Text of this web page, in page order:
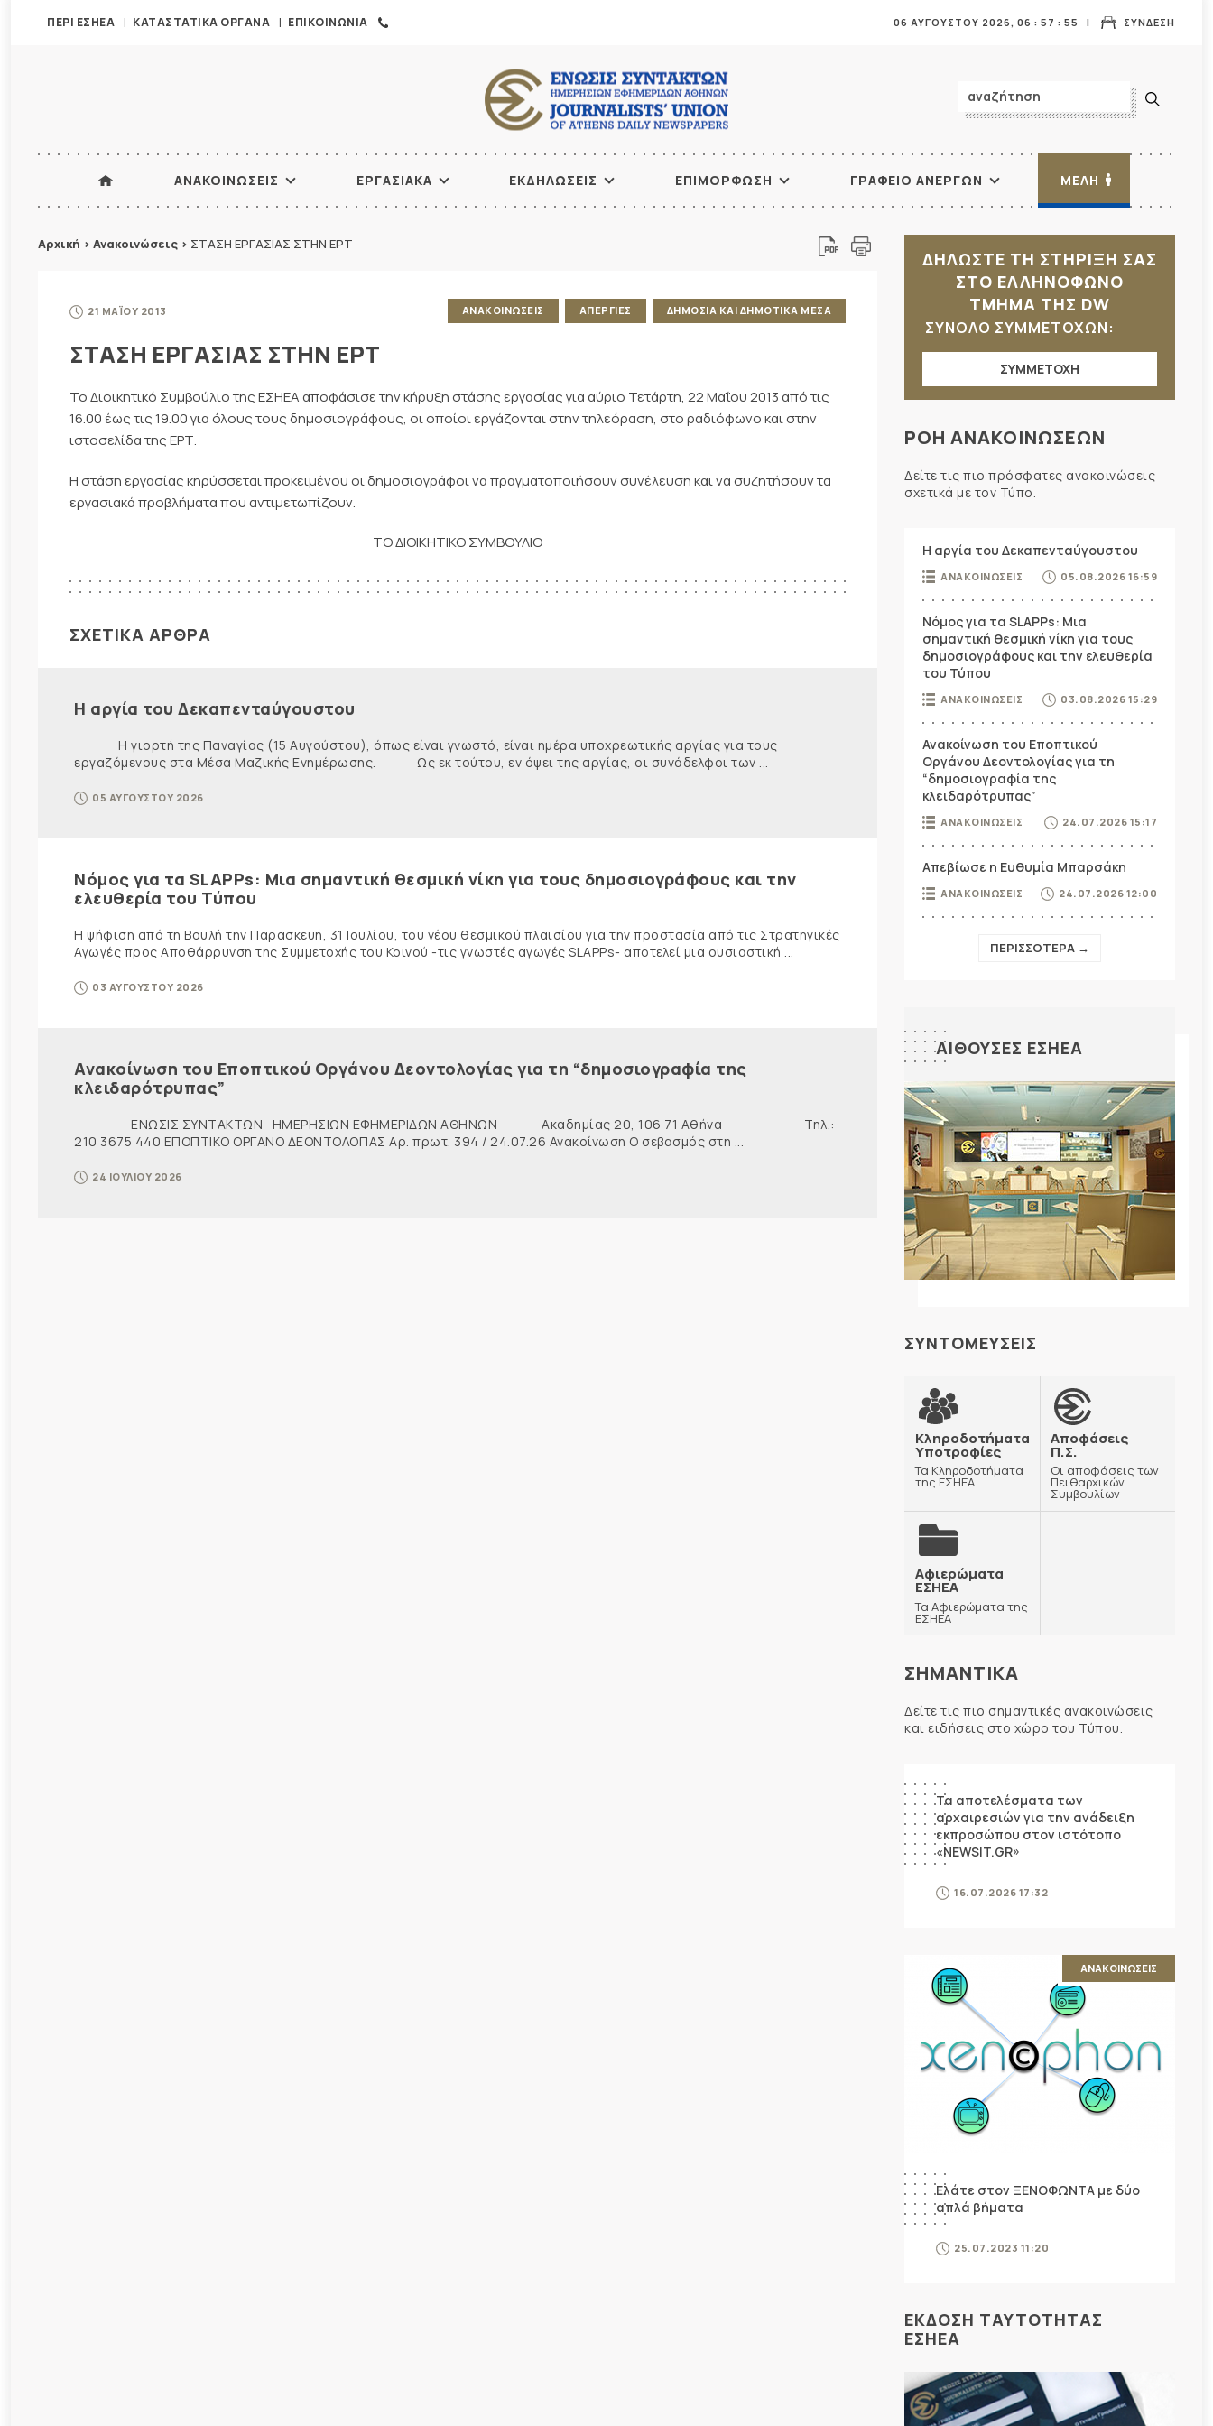
ΠΕΡΙ ΕΣΗΕΑ ΚΑΤΑΣΤΑΤΙΚΑ ΟΡΓΑΝΑ ΕΠΙΚΟΙΝΩΝΙΑ ΣΥΝΔΕΣΗ
06 ΑΥΓΟΥΣΤΟΥ 2026, 06 : 57 : 55
ΑΝΑΚΟΙΝΩΣΕΙΣ ΕΡΓΑΣΙΑΚΑ ΕΚΔΗΛΩΣΕΙΣ ΕΠΙΜΟΡΦΩΣΗ ΓΡΑΦΕΙΟ ΑΝΕΡΓΩΝ ΜΕΛΗ
Αρχική > Ανακοινώσεις > ΣΤΑΣΗ ΕΡΓΑΣΙΑΣ ΣΤΗΝ ΕΡΤ
21 ΜΑΪΟΥ 2013 ΑΝΑΚΟΙΝΩΣΕΙΣ ΑΠΕΡΓΙΕΣ ΔΗΜΟΣΙΑ ΚΑΙ ΔΗΜΟΤΙΚΑ ΜΕΣΑ
ΣΤΑΣΗ ΕΡΓΑΣΙΑΣ ΣΤΗΝ ΕΡΤ
Το Διοικητικό Συμβούλιο της ΕΣΗΕΑ αποφάσισε την κήρυξη στάσης εργασίας για αύριο Τετάρτη, 22 Μαΐου 2013 από τις
16.00 έως τις 19.00 για όλους τους δημοσιογράφους, οι οποίοι εργάζονται στην τηλεόραση, στο ραδιόφωνο και στην
ιστοσελίδα της ΕΡΤ.
Η στάση εργασίας κηρύσσεται προκειμένου οι δημοσιογράφοι να πραγματοποιήσουν συνέλευση και να συζητήσουν τα
εργασιακά προβλήματα που αντιμετωπίζουν.
ΤΟ ΔΙΟΙΚΗΤΙΚΟ ΣΥΜΒΟΥΛΙΟ
ΣΧΕΤΙΚΑ ΑΡΘΡΑ
Η αργία του Δεκαπενταύγουστου
Η γιορτή της Παναγίας (15 Αυγούστου), όπως είναι γνωστό, είναι ημέρα υποχρεωτικής αργίας για τους
εργαζόμενους στα Μέσα Μαζικής Ενημέρωσης. Ως εκ τούτου, εν όψει της αργίας, οι συνάδελφοι των ...
05 ΑΥΓΟΥΣΤΟΥ 2026
Νόμος για τα SLAPPs: Μια σημαντική θεσμική νίκη για τους δημοσιογράφους και την
ελευθερία του Τύπου
Η ψήφιση από τη Βουλή την Παρασκευή, 31 Ιουλίου, του νέου θεσμικού πλαισίου για την προστασία από τις Στρατηγικές
Αγωγές προς Αποθάρρυνση της Συμμετοχής του Κοινού -τις γνωστές αγωγές SLAPPs- αποτελεί μια ουσιαστική ...
03 ΑΥΓΟΥΣΤΟΥ 2026
Ανακοίνωση του Εποπτικού Οργάνου Δεοντολογίας για τη “δημοσιογραφία της
κλειδαρότρυπας”
ΕΝΩΣΙΣ ΣΥΝΤΑΚΤΩΝ ΗΜΕΡΗΣΙΩΝ ΕΦΗΜΕΡΙΔΩΝ ΑΘΗΝΩΝ Ακαδημίας 20, 106 71 Αθήνα Τηλ.:
210 3675 440 ΕΠΟΠΤΙΚΟ ΟΡΓΑΝΟ ΔΕΟΝΤΟΛΟΓΙΑΣ Αρ. πρωτ. 394 / 24.07.26 Ανακοίνωση Ο σεβασμός στη ...
24 ΙΟΥΛΙΟΥ 2026
ΔΗΛΩΣΤΕ ΤΗ ΣΤΗΡΙΞΗ ΣΑΣ
ΣΤΟ ΕΛΛΗΝΟΦΩΝΟ
ΤΜΗΜΑ ΤΗΣ DW
ΣΥΝΟΛΟ ΣΥΜΜΕΤΟΧΩΝ:
ΣΥΜΜΕΤΟΧΗ
ΡΟΗ ΑΝΑΚΟΙΝΩΣΕΩΝ
Δείτε τις πιο πρόσφατες ανακοινώσεις
σχετικά με τον Τύπο.
Η αργία του Δεκαπενταύγουστου
ΑΝΑΚΟΙΝΩΣΕΙΣ 05.08.2026 16:59
Νόμος για τα SLAPPs: Μια
σημαντική θεσμική νίκη για τους
δημοσιογράφους και την ελευθερία
του Τύπου
ΑΝΑΚΟΙΝΩΣΕΙΣ 03.08.2026 15:29
Ανακοίνωση του Εποπτικού
Οργάνου Δεοντολογίας για τη
“δημοσιογραφία της
κλειδαρότρυπας”
ΑΝΑΚΟΙΝΩΣΕΙΣ 24.07.2026 15:17
Απεβίωσε η Ευθυμία Μπαρσάκη
ΑΝΑΚΟΙΝΩΣΕΙΣ 24.07.2026 12:00
ΠΕΡΙΣΣΟΤΕΡΑ →
ΑΙΘΟΥΣΕΣ ΕΣΗΕΑ
ΣΥΝΤΟΜΕΥΣΕΙΣ
Κληροδοτήματα
Υποτροφίες
Τα Κληροδοτήματα
της ΕΣΗΕΑ
Αποφάσεις
Π.Σ.
Οι αποφάσεις των
Πειθαρχικών
Συμβουλίων
Αφιερώματα
ΕΣΗΕΑ
Τα Αφιερώματα της
ΕΣΗΕΑ
ΣΗΜΑΝΤΙΚΑ
Δείτε τις πιο σημαντικές ανακοινώσεις
και ειδήσεις στο χώρο του Τύπου.
Τα αποτελέσματα των
αρχαιρεσιών για την ανάδειξη
εκπροσώπου στον ιστότοπο
«NEWSIT.GR»
16.07.2026 17:32
ΑΝΑΚΟΙΝΩΣΕΙΣ
Ελάτε στον ΞΕΝΟΦΩΝΤΑ με δύο
απλά βήματα
25.07.2023 11:20
ΕΚΔΟΣΗ ΤΑΥΤΟΤΗΤΑΣ
ΕΣΗΕΑ